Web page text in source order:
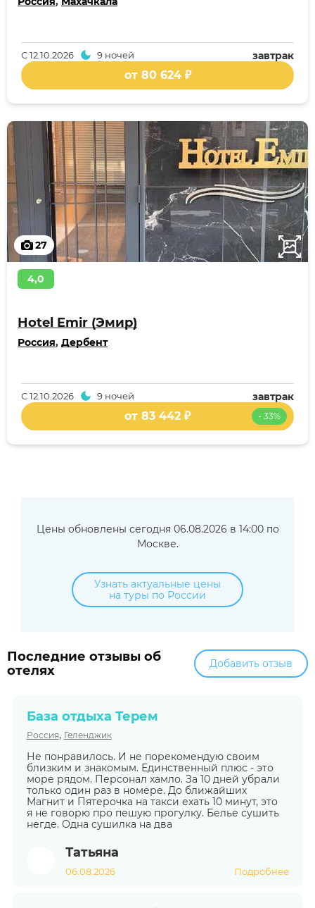
завтрак
С12.10.2026 9 ночей
от 80 624 ₽
27
4,0
Hotel Emir (Эмир)
Россия, Дербент
завтрак
С12.10.2026 9 ночей
- 33%
от 83 442 ₽
Цены обновлены сегодня 06.08.2026 в 14:00 по
Москве.
Узнать актуальные цены
на туры по России
Последние отзывы об
отелях
Добавить отзыв
База отдыха Терем
Россия, Геленджик
Не понравилось. И не порекомендую своим
близким и знакомым. Единственный плюс - это
море рядом. Персонал хамло. За 10 дней убрали
только один раз в номере. До ближайших
Магнит и Пятерочка на такси ехать 10 минут, это
я не говорю про пешую прогулку. Белье сушить
негде. Одна сушилка на два
Татьяна
06.08.2026 Подробнее